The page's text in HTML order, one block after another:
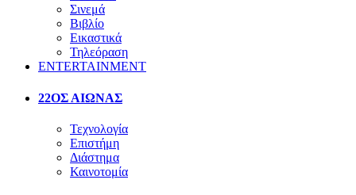
Σινεμά
Βιβλίο
Εικαστικά
Τηλεόραση
ENTERTAINMENT
22ΟΣ ΑΙΩΝΑΣ
Τεχνολογία
Επιστήμη
Διάστημα
Καινοτομία